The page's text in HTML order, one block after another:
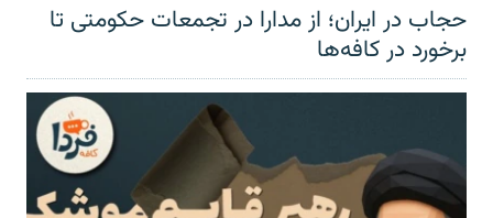
حجاب در ایران؛ از مدارا در تجمعات حکومتی تا
برخورد در کافه‌ها